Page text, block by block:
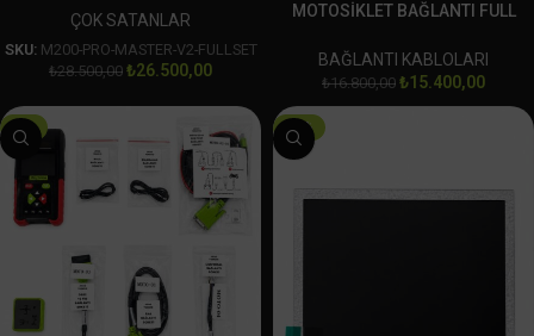
ÇOK SATANLAR
SKU: M200-PRO-MASTER-V2-FULLSET
₺28.500,00 ₺26.500,00
MOTOSİKLET BAĞLANTI FULL
BAĞLANTI KABLOLARI
₺16.800,00 ₺15.400,00
-6% -14%